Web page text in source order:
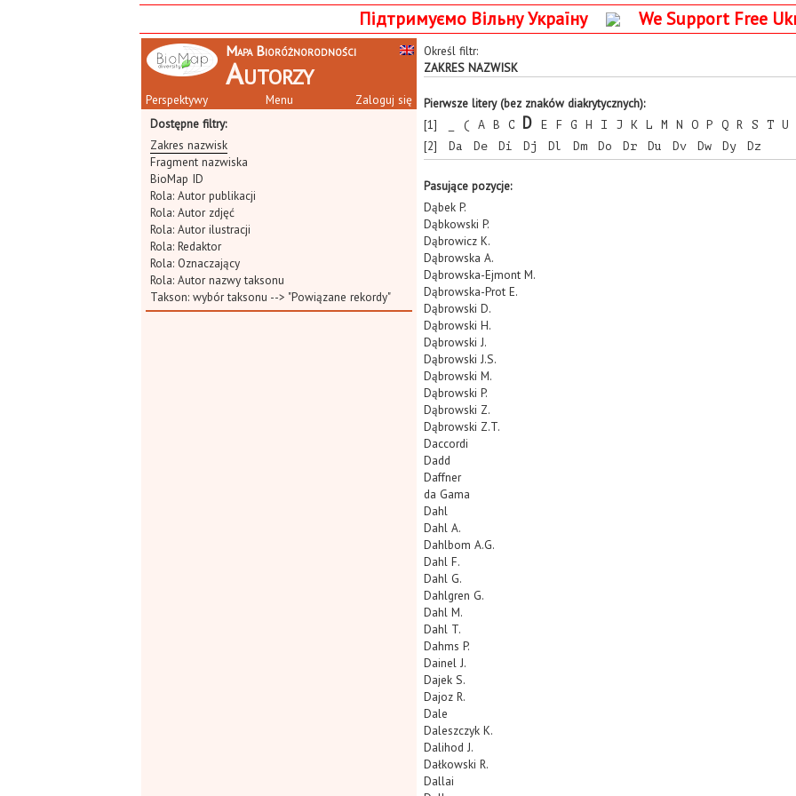
Підтримуємо Вільну Україну We Support Free
Mapa Bioróżnorodności
Autorzy
Perspektywy Zaloguj się
Menu
Dostępne filtry:
Zakres nazwisk
Fragment nazwiska
BioMap ID
Rola: Autor publikacji
Rola: Autor zdjęć
Rola: Autor ilustracji
Rola: Redaktor
Rola: Oznaczający
Rola: Autor nazwy taksonu
Takson: wybór taksonu --> "Powiązane rekordy"
Określ filtr:
ZAKRES NAZWISK
Pierwsze litery (bez znaków diakrytycznych):
[1]
( A B C D E F G H I J K L M N O P Q R S T U
[2] Da De Di Dj Dl Dm Do Dr Du Dv Dw Dy Dz
Pasujące pozycje:
Dąbek P.
Dąbkowski P.
Dąbrowicz K.
Dąbrowska A.
Dąbrowska-Ejmont M.
Dąbrowska-Prot E.
Dąbrowski D.
Dąbrowski H.
Dąbrowski J.
Dąbrowski J.S.
Dąbrowski M.
Dąbrowski P.
Dąbrowski Z.
Dąbrowski Z.T.
Daccordi
Dadd
Daffner
da Gama
Dahl
Dahl A.
Dahlbom A.G.
Dahl F.
Dahl G.
Dahlgren G.
Dahl M.
Dahl T.
Dahms P.
Dainel J.
Dajek S.
Dajoz R.
Dale
Daleszczyk K.
Dalihod J.
Dałkowski R.
Dallai